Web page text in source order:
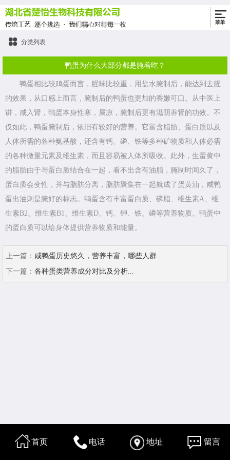
分类列表
鸭蛋为什么大部分都是腌着吃？
鸭蛋相比较鸡蛋而言，腥味比较重，用盐水腌制后，能达到去腥
的效果，从口感上而言，腌制后的鸭蛋也更加的香嫩可口。从中医上
讲，咸入肾，鸭蛋本身性寒，属凉，腌制后更有滋阴养肾的功效。不
仅如此，鸭蛋腌制后，依旧有较好的营养。它富含脂肪、蛋白质以及
人体所需的各种氨基酸，还含有钙、磷、铁等多种矿物质和人体必需
的各种微量元素及维生素，而且容易被人体所吸收。此外，生蛋黄中
的脂肪由于与蛋白质结合在一起，看不出含有油脂，腌制时间久了，
蛋白质会变性，并与脂肪分离，脂肪聚集在一起就成了蛋黄油，咸鸭
蛋出油则是腌好的标志。鸭蛋含有丰富蛋白质、磷脂、维生素A、维
生素B2、维生素B1、维生素D、钙、钾、铁、磷等营养物质。鸭蛋中
的蛋白质可以给身体提供营养物质和能量。
上一篇： 咸鸭蛋历史悠久，营养丰富，哪些人群...
下一篇： 各种蛋类营养成分对比及分析...
首页 电话 地址 留言